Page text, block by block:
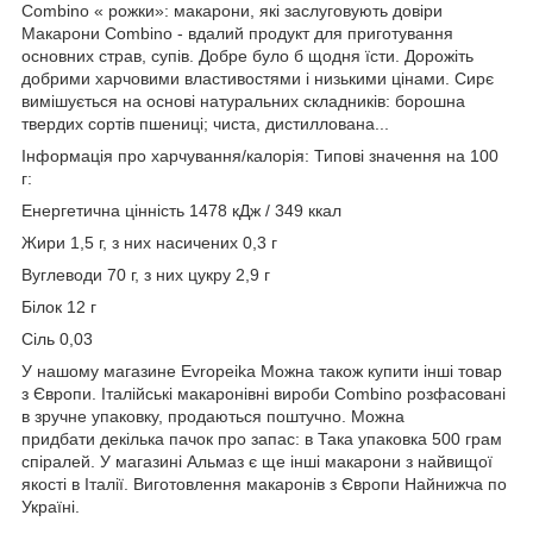
Combino « рожки»: макарони, які заслуговують довіри
Макарони Combino - вдалий продукт для приготування
основних страв, супів. Добре було б щодня їсти. Дорожіть
добрими харчовими властивостями і низькими цінами. Сирє
вимішується на основі натуральних складників: борошна
твердих сортів пшениці; чиста, дистиллована...
Інформація про харчування/калорія: Типові значення на 100
г:
Енергетична цінність 1478 кДж / 349 ккал
Жири 1,5 г, з них насичених 0,3 г
Вуглеводи 70 г, з них цукру 2,9 г
Білок 12 г
Сіль 0,03
У нашому магазине Evropeika Можна також купити інші товар
з Європи. Італійські макаронівні вироби Combino розфасовані
в зручне упаковку, продаються поштучно. Можна
придбати декілька пачок про запас: в Така упаковка 500 грам
спіралей. У магазині Альмаз є ще інші макарони з найвищої
якості в Італії. Виготовлення макаронів з Європи Найнижча по
Україні.